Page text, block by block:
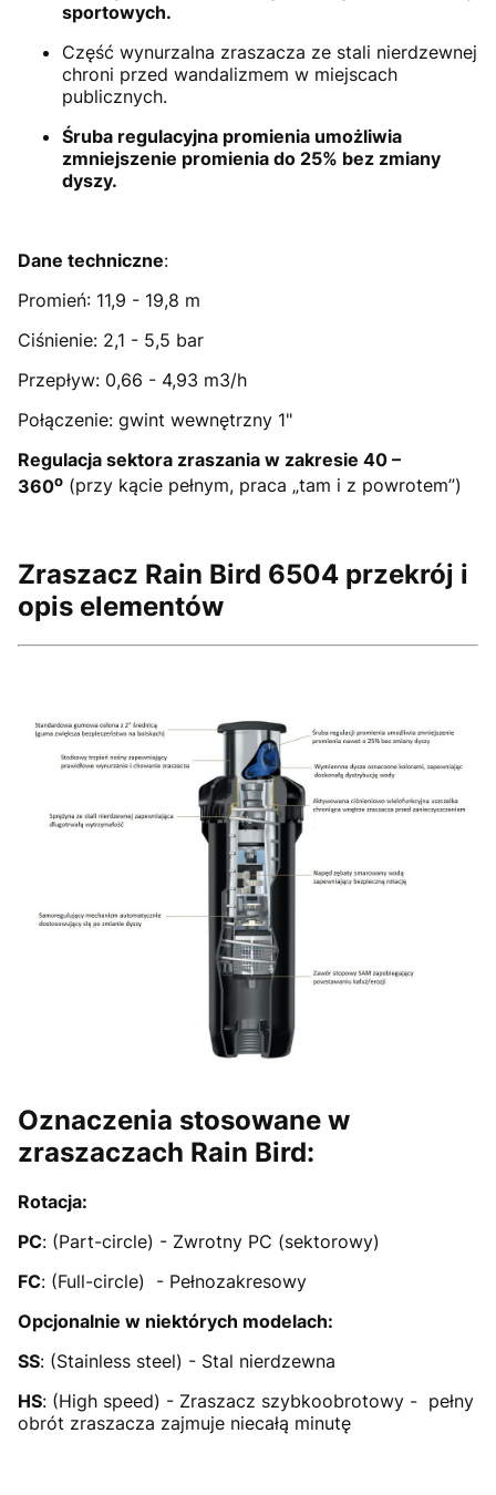
sportowych.
Część wynurzalna zraszacza ze stali nierdzewnej
chroni przed wandalizmem w miejscach
publicznych.
Śruba regulacyjna promienia umożliwia
zmniejszenie promienia do 25% bez zmiany
dyszy.
Dane techniczne:
Promień: 11,9 - 19,8 m
Ciśnienie: 2,1 - 5,5 bar
Przepływ: 0,66 - 4,93 m3/h
Połączenie: gwint wewnętrzny 1"
Regulacja sektora zraszania w zakresie 40 –
360o (przy kącie pełnym, praca „tam i z powrotem”)
Zraszacz Rain Bird 6504 przekrój i
opis elementów
Oznaczenia stosowane w
zraszaczach Rain Bird:
Rotacja:
PC: (Part-circle) - Zwrotny PC (sektorowy)
FC: (Full-circle) - Pełnozakresowy
Opcjonalnie w niektórych modelach:
SS: (Stainless steel) - Stal nierdzewna
HS: (High speed) - Zraszacz szybkoobrotowy - pełny
obrót zraszacza zajmuje niecałą minutę